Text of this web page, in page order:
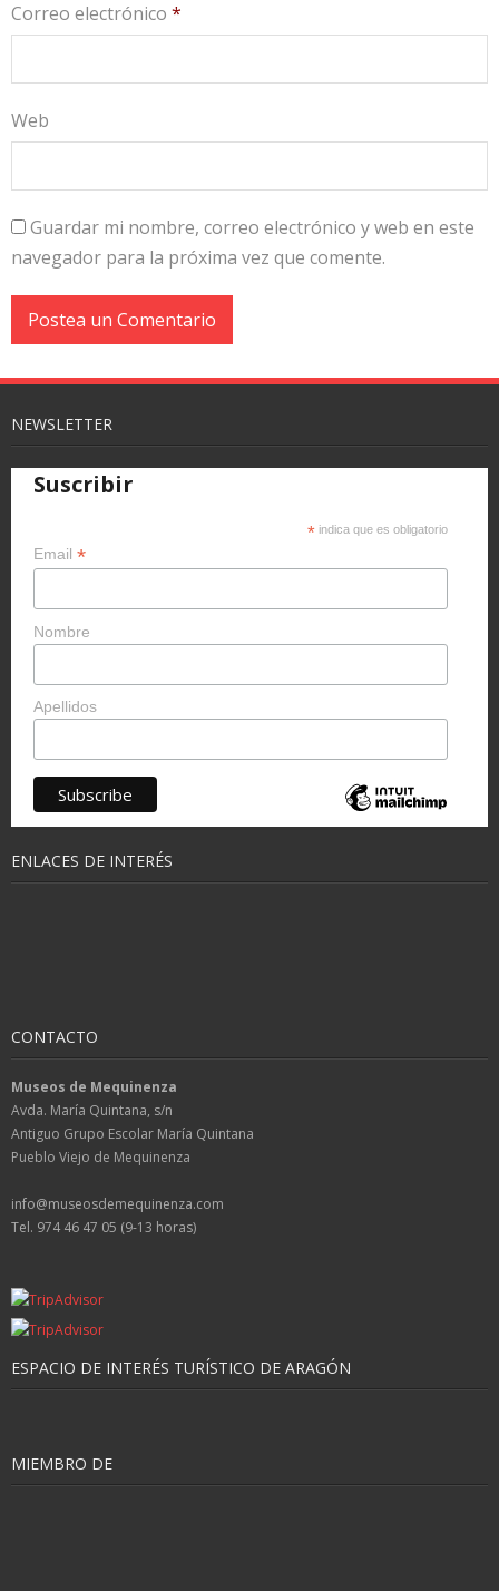
Correo electrónico *
Web
Guardar mi nombre, correo electrónico y web en este
navegador para la próxima vez que comente.
NEWSLETTER
Suscribir
* indica que es obligatorio
Email *
Nombre
Apellidos
ENLACES DE INTERÉS
CONTACTO
Museos de Mequinenza
Avda. María Quintana, s/n
Antiguo Grupo Escolar María Quintana
Pueblo Viejo de Mequinenza
info@museosdemequinenza.com
Tel. 974 46 47 05 (9-13 horas)
ESPACIO DE INTERÉS TURÍSTICO DE ARAGÓN
MIEMBRO DE